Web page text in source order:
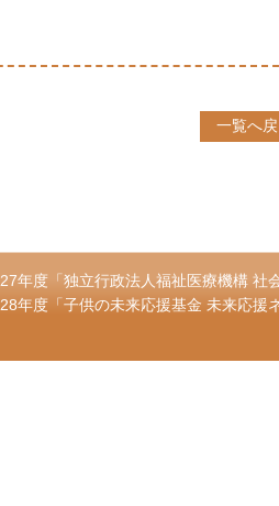
一覧へ戻
年度「独立行政法人福祉医療機構 社
年度「子供の未来応援基金 未来応援